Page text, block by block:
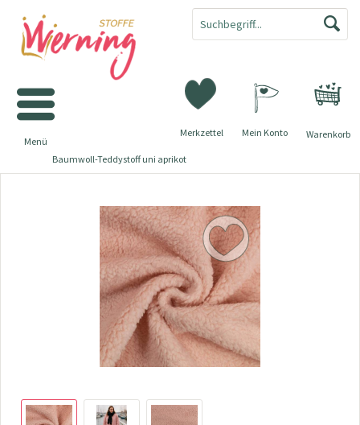
Warenkorb
Merkzettel Mein Konto
Menü
Baumwoll-Teddystoff uni aprikot